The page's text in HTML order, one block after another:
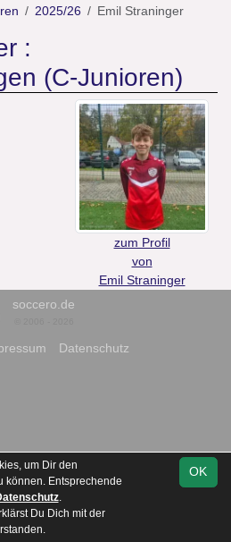
2025/26 Emil Straninger
:
(C-Junioren)
zum Profil
von
Emil Straninger
soccero.de
Datenschutz
OK
um Dir den
können. Entsprechende
.
Du Dich mit der